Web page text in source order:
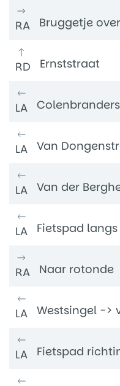
RA Bruggetje over
RD Ernststraat
LA
LA Van
LA Van der
LA Fietspad
RA Naar rotonde
LA Westsingel ->
LA Fietspad